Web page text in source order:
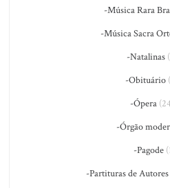
-Música Rara
-Música Sacra
-Natalinas
-Obituário
-Ópera
-Órgão
-Pagode
-Partituras de